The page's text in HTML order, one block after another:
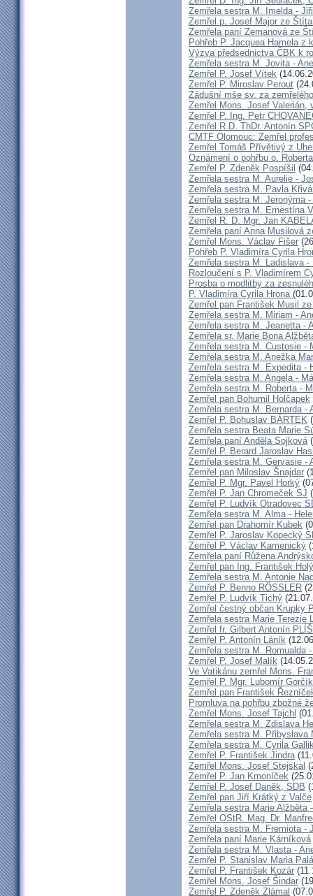
Zemřela sestra M. Imelda -
Zemřel p. Josef Major ze
Zemřela paní Zemanová ze
Pohřeb P. Jacquea Hamela z
Výzva předsednictva ČBK k
Zemřela sestra M. Jovita -
Zemřel P. Josef Vítek
Zemřel P. Miroslav Perout
Zádušní mše sv. za
Zemřel Mons. Josef Valerián,
Zemřel P. Ing. Petr
Zemřel R.D. ThDr. Antonín
CMTF Olomouc: Zemřel
Zemřel Tomáš Přívětivý z
Oznámení o pohřbu o.
Zemřel P. Zdeněk Pospíšil
Zemřela sestra M. Aurelie -
Zemřela sestra M. Pavla
Zemřela sestra M. Jeronýma
Zemřela sestra M. Ernestína
Zemřel R. D. Mgr. Jan
Zemřela paní Anna Musilová
Zemřel Mons. Václav Fišer
Pohřeb P. Vladimíra Cyrila
Zemřela sestra M. Ladislava -
Rozloučení s P. Vladimírem
Prosba o modlitby za
P. Vladimíra Cyrila Hrona
Zemřel pan František Musil
Zemřela sestra M. Miriam -
Zemřela sestra M. Jeanetta -
Zemřela sr. Marie Bona
Zemřela sestra M. Custosie -
Zemřela sestra M. Anežka
Zemřela sestra M. Expedita -
Zemřela sestra M. Angela -
Zemřela sestra M. Roberta -
Zemřel pan Bohumil Holčapek
Zemřela sestra M. Bernarda -
Zemřel P. Bohuslav BÁRTEK
Zemřela sestra Beata Marie
Zemřela paní Anděla Sojková
Zemřel P. Berard Jaroslav
Zemřela sestra M. Gervasie -
Zemřel pan Miloslav Šnajdar
Zemřel P. Mgr. Pavel Horký
Zemřel P. Jan Chromeček SJ
Zemřel P. Ludvík Otradovec
Zemřela sestra M. Alma -
Zemřel pan Drahomír Kubek
Zemřel P. Jaroslav Kopecký
Zemřel P. Václav Kamenický
Zemřela paní Růžena
Zemřel pan Ing. František
Zemřela sestra M. Antonie
Zemřel P. Benno RÖSSLER
Zemřel P. Ludvík Tichý
Zemřel čestný občan Krupky
Zemřela sestra Marie Terezie
Zemřel fr. Gilbert Antonín
Zemřel P. Antonín Láník
Zemřela sestra M. Romualda
Zemřel P. Josef Malík
Ve Vatikánu zemřel Mons.
Zemřel P. Mgr. Lubomír Gorčík
Zemřel pan František
Promluva na pohřbu zbožné
Zemřel Mons. Josef Tajchl
Zemřela sestra M. Zdislava
Zemřela sestra M. Přibyslava
Zemřela sestra M. Cyrila
Zemřel P. František Jindra
Zemřel Mons. Josef Stejskal
Zemřel P. Jan Kmoníček
Zemřel P. Josef Daněk, SDB
Zemřel pan Jiří Krátký z Valče
Zemřela sestra Marie Alžběta
Zemřel OStR. Mag. Dr.
Zemřela sestra M. Fremiota -
Zemřela paní Marie Kárníková
Zemřela sestra M. Vlasta -
Zemřel P. Stanislav Maria
Zemřel P. František Kozár
Zemřel Mons. Josef Šindar
Zemřel P. Zdeněk Zlámal